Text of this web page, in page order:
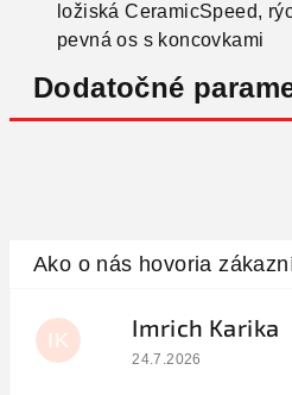
ložiská CeramicSpeed,
pevná os s koncovkami
Dodatočné
IK Imrich Karika
Hodnotenie
24.7.2026